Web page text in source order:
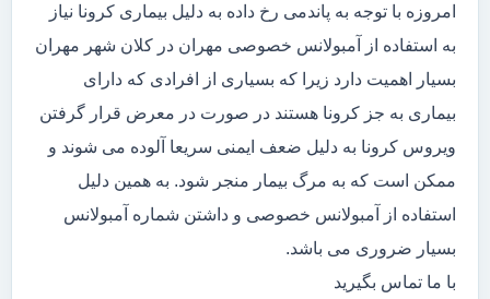
امروزه با توجه به پاندمی رخ داده به دلیل بیماری کرونا نیاز
به استفاده از آمبولانس خصوصی مهران در کلان شهر مهران
بسیار اهمیت دارد زیرا که بسیاری از افرادی که دارای
بیماری به جز کرونا هستند در صورت در معرض قرار گرفتن
ویروس کرونا به دلیل ضعف ایمنی سریعا آلوده می شوند و
ممکن است که به مرگ بیمار منجر شود. به همین دلیل
استفاده از آمبولانس خصوصی و داشتن شماره آمبولانس
بسیار ضروری می باشد.
با ما تماس بگیرید